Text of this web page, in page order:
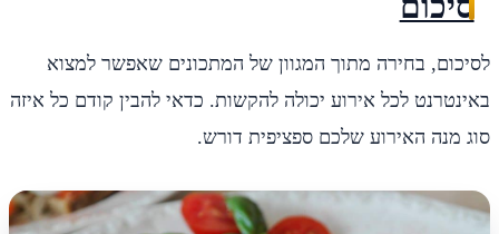
לסיכום, בחירה מתוך המגוון של המתכונים שאפשר למצוא
באינטרנט לכל אירוע יכולה להקשות. כדאי להבין קודם כל איזה
סוג מנה האירוע שלכם ספציפית דורש.